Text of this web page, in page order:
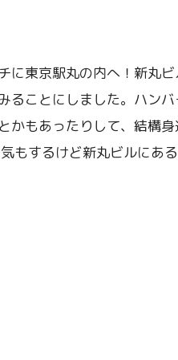
に東京駅丸の内へ！新丸
ることにしました。ハン
かもあったりして、結構
もするけど新丸ビルにあ